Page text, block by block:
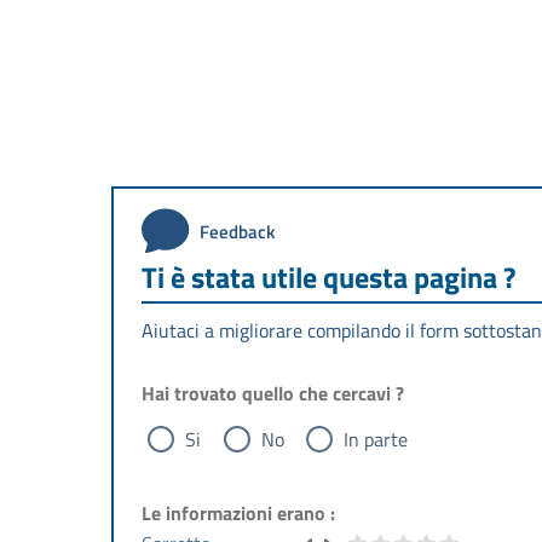
Feedback
Ti è stata utile questa pagina ?
Aiutaci a migliorare compilando il form
Hai trovato quello che cercavi ?
Si
No In parte
Le informazioni erano :